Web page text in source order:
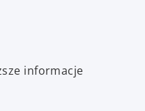
informacje